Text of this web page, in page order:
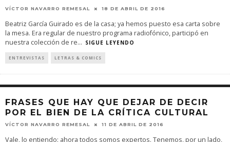
VÍCTOR NAVARRO REMESAL 18 DE ABRIL DE 2016
Beatriz García Guirado es de la casa; ya hemos puesto esa carta sobre
la mesa. Era regular de nuestro programa radiofónico, participó en
nuestra colección de re... SIGUE LEYENDO
ENTREVISTAS LETRAS & COMICS
FRASES QUE HAY QUE DEJAR DE DECIR
POR EL BIEN DE LA CRÍTICA CULTURAL
VÍCTOR NAVARRO REMESAL 11 DE ABRIL DE 2016
Vale, lo entiendo: ahora todos somos expertos. Tenemos, por un lado,